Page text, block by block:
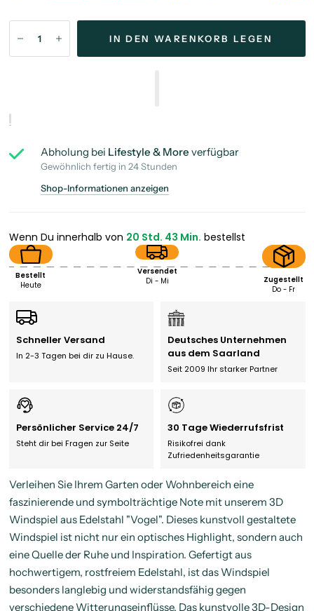
IN DEN WARENKORB LEGEN
Abholung bei Lifestyle & More verfügbar
Gewöhnlich fertig in 24 Stunden
Shop-Informationen anzeigen
Wenn Du innerhalb von 20 Std. 43 Min. bestellst
Bestellt
Heute
Versendet
Di - Mi
Zugestellt
Do - Fr
Schneller Versand
In 2-3 Tagen bei dir zu Hause.
Deutsches Unternehmen
aus dem Saarland
Seit 2009 Ihr starker Partner
Persönlicher Service 24/7
Steht dir bei Fragen zur Seite
30 Tage Wiederrufsfrist
Risikofrei dank
Zufriedenheitsgarantie
Verleihen Sie Ihrem Garten oder Wohnbereich eine
faszinierende und symbolträchtige Note mit unserem 3D
Windspiel aus Edelstahl "Vogel". Dieses kunstvoll gestaltete
Windspiel ist nicht nur ein optisches Highlight, sondern auch
eine Quelle der Ruhe und Inspiration. Gefertigt aus
hochwertigem, rostfreiem Edelstahl, ist das Windspiel
besonders langlebig und widerstandsfähig gegen
verschiedene Witterungseinflüsse. Das kunstvolle 3D-Design